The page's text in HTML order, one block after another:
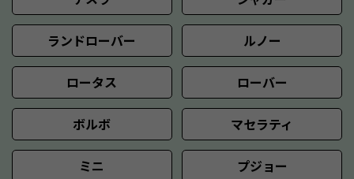
ランドローバー ルノー
ロータス ローバー
ボルボ マセラティ
ミニ プジョー